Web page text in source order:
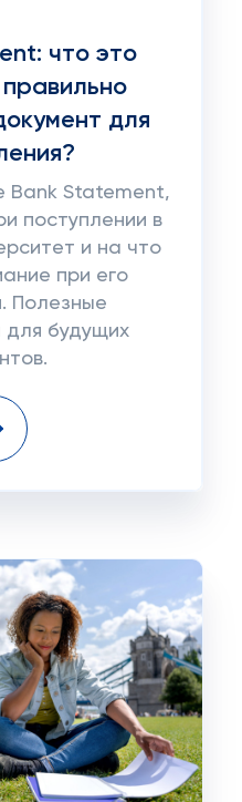
что это
для
Bank Statement,
поступлении в
и на что
при его
Полезные
для будущих